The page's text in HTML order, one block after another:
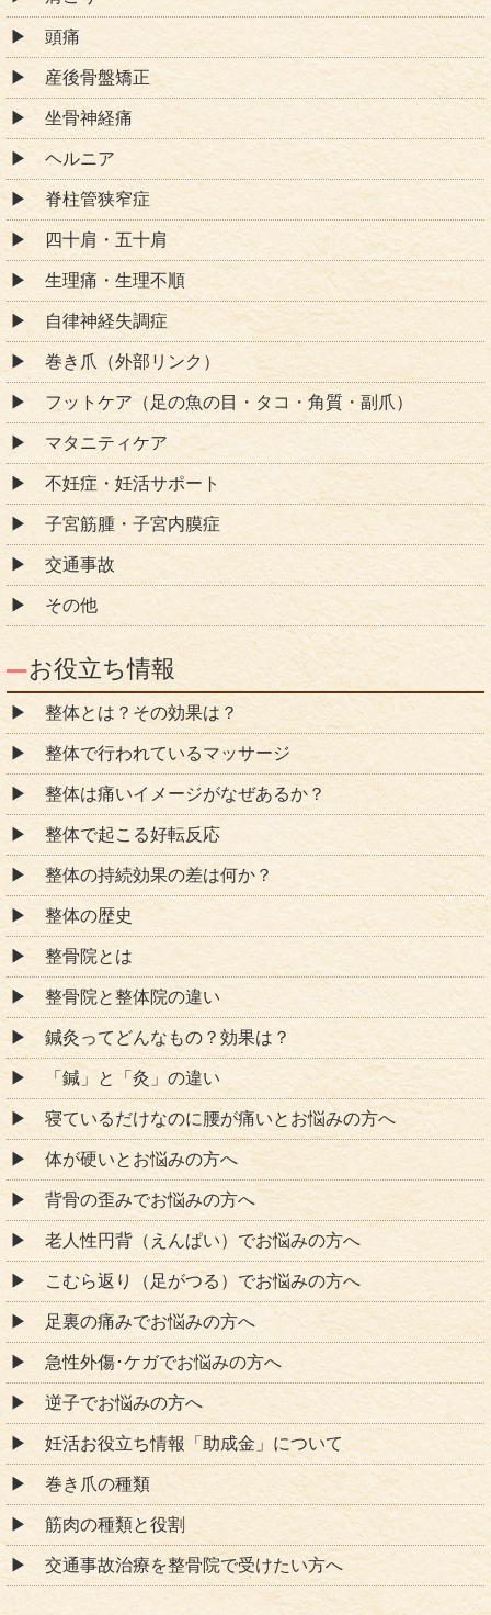
頭痛
産後骨盤矯正
坐骨神経痛
ヘルニア
脊柱管狭窄症
四十肩・五十肩
生理痛・生理不順
自律神経失調症
巻き爪（外部リンク）
フットケア（足の魚の目・タコ・角質・副爪）
マタニティケア
不妊症・妊活サポート
子宮筋腫・子宮内膜症
交通事故
その他
お役立ち情報
整体とは？その効果は？
整体で行われているマッサージ
整体は痛いイメージがなぜあるか？
整体で起こる好転反応
整体の持続効果の差は何か？
整体の歴史
整骨院とは
整骨院と整体院の違い
鍼灸ってどんなもの？効果は？
「鍼」と「灸」の違い
寝ているだけなのに腰が痛いとお悩みの方へ
体が硬いとお悩みの方へ
背骨の歪みでお悩みの方へ
老人性円背（えんぱい）でお悩みの方へ
こむら返り（足がつる）でお悩みの方へ
足裏の痛みでお悩みの方へ
急性外傷･ケガでお悩みの方へ
逆子でお悩みの方へ
妊活お役立ち情報「助成金」について
巻き爪の種類
筋肉の種類と役割
交通事故治療を整骨院で受けたい方へ